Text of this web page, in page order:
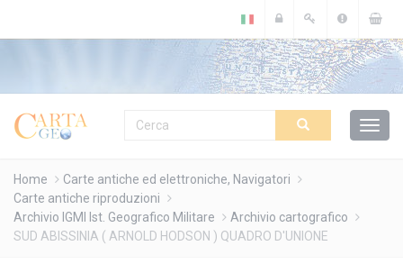
Home
Carte antiche ed elettroniche, Navigatori
Carte antiche riproduzioni
Archivio IGMI Ist. Geografico Militare
Archivio cartografico
SUD ABISSINIA ( ARNOLD HODSON ) QUADRO D'UNIONE